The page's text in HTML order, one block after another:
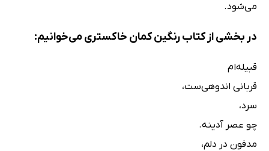
می‌شود.
در بخشی از کتاب رنگین کمان خاکستری می‌خوانیم:
قبیله‌ام
قربانی اندوهی‌ست،
سرد،
چو عصر آدینه.
مدفون در دلم،